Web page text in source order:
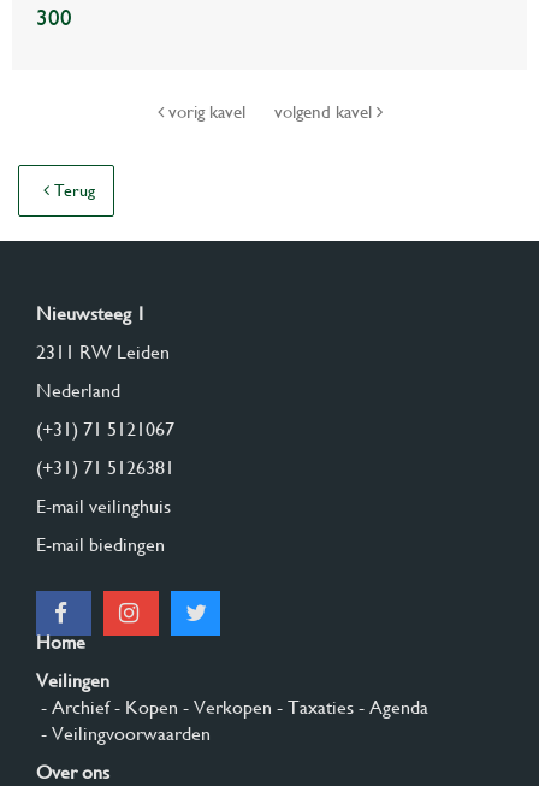
300
vorig kavel volgend kavel
Terug
Nieuwsteeg 1
2311 RW Leiden
Nederland
(+31) 71 5121067
(+31) 71 5126381
E-mail veilinghuis
E-mail biedingen
Home
Veilingen
- Archief- Kopen - Verkopen - Taxaties - Agenda
- Veilingvoorwaarden
Over ons